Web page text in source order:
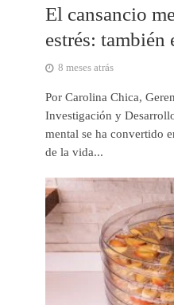
El cansancio
estrés: también
8 meses atrás
Por Carolina Chica,
Investigación y
mental se ha convertido
de la vida...